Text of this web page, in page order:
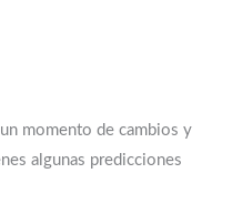
momento de cambios y
algunas predicciones